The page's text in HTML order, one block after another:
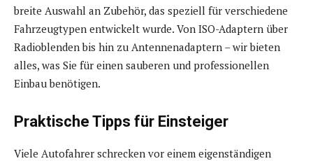
breite Auswahl an Zubehör, das speziell für verschiedene
Fahrzeugtypen entwickelt wurde. Von ISO-Adaptern über
Radioblenden bis hin zu Antennenadaptern – wir bieten
alles, was Sie für einen sauberen und professionellen
Einbau benötigen.
Praktische Tipps für Einsteiger
Viele Autofahrer schrecken vor einem eigenständigen